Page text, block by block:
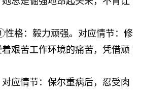
性格：毅力顽强。对应情节：修
艰苦工作环境的痛苦，凭借顽
应情节：保尔重病后，忍受肉